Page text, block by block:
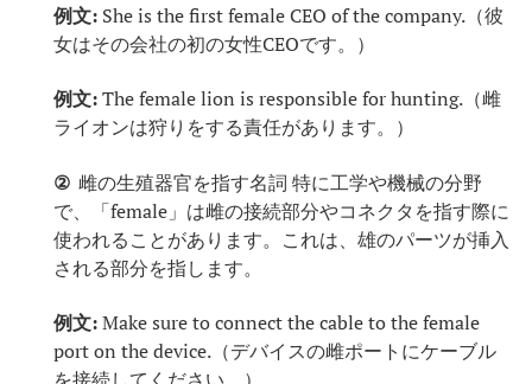
例文:She is the first female CEO of the company.（彼
女はその会社の初の女性CEOです。）
例文:The female lion is responsible for hunting.（雌
ライオンは狩りをする責任があります。）
② 雌の生殖器官を指す名詞 特に工学や機械の分野
で、「female」は雌の接続部分やコネクタを指す際に
使われることがあります。これは、雄のパーツが挿入
される部分を指します。
例文:Make sure to connect the cable to the female
port on the device.（デバイスの雌ポートにケーブル